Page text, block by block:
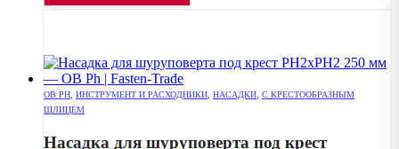
OB PH ИНСТРУМЕНТ И РАСХОДНИКИ НАСАДКИ С КРЕСТООБРАЗНЫМ
ШЛИЦЕМ
Насадка для шуруповерта под крест